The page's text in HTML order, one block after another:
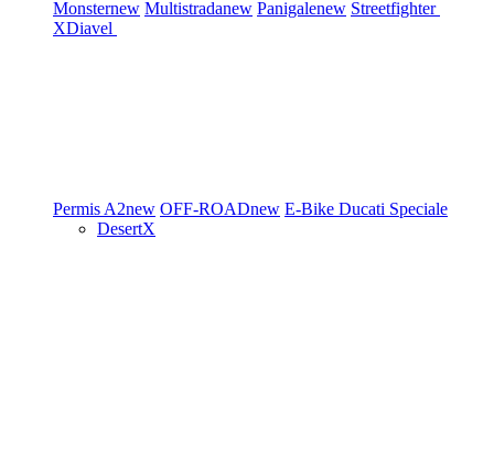
Monsternew Multistradanew Panigalenew Streetfighter
XDiavel
Permis A2new OFF-ROADnew E-Bike Ducati Speciale
DesertX